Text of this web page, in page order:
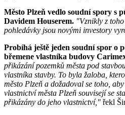
Město Plzeň vedlo soudní spory s
Davidem Houserem. "Vznikly z
pohledávky jsou novými investory
Probíhá ještě jeden soudní spor o
břemene vlastníka budovy
přikázání pozemků města pod
vlastníka stavby. To byla žaloba,
město Plzeň a dožadoval se toho,
vlastnictví města Plzeň souvisejí se
přikázány do jeho vlastnictví," řekl